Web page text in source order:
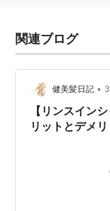
関連ブログ
健美髪日記 •
【リンスイン
リットとデメ